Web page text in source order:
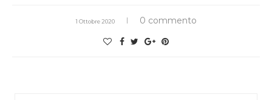
1 Ottobre 2020 0 commento